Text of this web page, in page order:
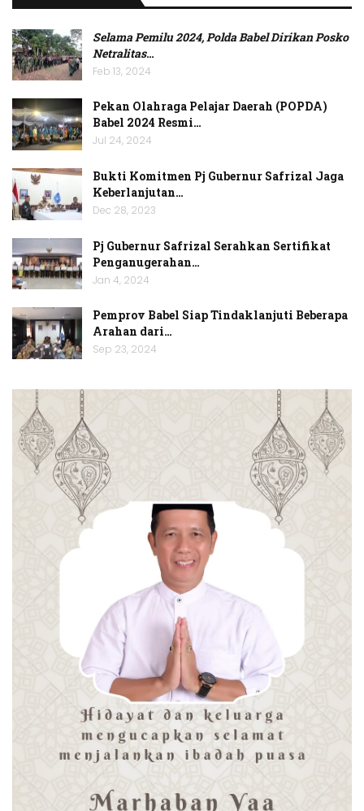
Selama Pemilu 2024, Polda Babel Dirikan Posko
Netralitas…
Feb 13, 2024
Pekan Olahraga Pelajar Daerah (POPDA)
Babel 2024 Resmi…
Jul 24, 2024
Bukti Komitmen Pj Gubernur Safrizal Jaga
Keberlanjutan…
Dec 28, 2023
Pj Gubernur Safrizal Serahkan Sertifikat
Penganugerahan…
Jan 4, 2024
Pemprov Babel Siap Tindaklanjuti Beberapa
Arahan dari…
Sep 23, 2024